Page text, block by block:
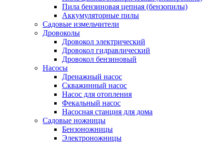
Пила бензиновая цепная (бензопилы)
Аккумуляторные пилы
Садовые измельчители
Дровоколы
Дровокол электрический
Дровокол гидравлический
Дровокол бензиновый
Насосы
Дренажный насос
Скважинный насос
Насос для отопления
Фекальный насос
Насосная станция для дома
Садовые ножницы
Бензоножницы
Электроножницы